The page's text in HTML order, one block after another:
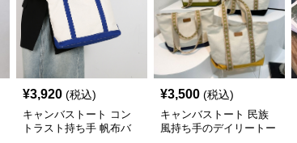
¥3,920 (税込)
キャンバストート コン
トラスト持ち手 帆布バ
¥3,500 (税込)
キャンバストート 民族
風持ち手のデイリートー